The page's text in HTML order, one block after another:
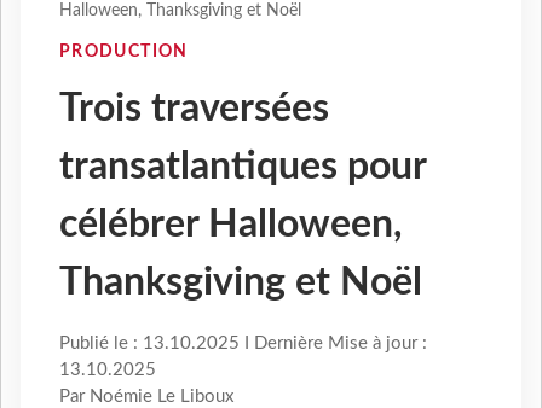
Halloween, Thanksgiving et Noël
PRODUCTION
Trois traversées
transatlantiques pour
célébrer Halloween,
Thanksgiving et Noël
Publié le : 13.10.2025 I Dernière Mise à jour :
13.10.2025
Par Noémie Le Liboux